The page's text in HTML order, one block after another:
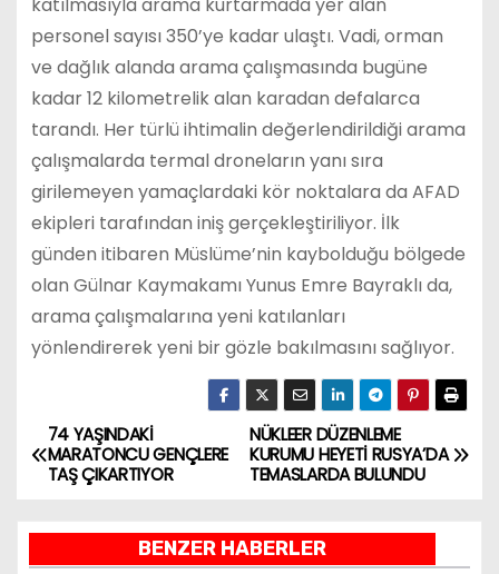
personel sayısı 350’ye kadar ulaştı. Vadi, orman
ve dağlık alanda arama çalışmasında bugüne
kadar 12 kilometrelik alan karadan defalarca
tarandı. Her türlü ihtimalin değerlendirildiği arama
çalışmalarda termal droneların yanı sıra
girilemeyen yamaçlardaki kör noktalara da AFAD
ekipleri tarafından iniş gerçekleştiriliyor. İlk
günden itibaren Müslüme’nin kaybolduğu bölgede
olan Gülnar Kaymakamı Yunus Emre Bayraklı da,
arama çalışmalarına yeni katılanları
yönlendirerek yeni bir gözle bakılmasını sağlıyor.
Y
z
NÜKLEER DÜZENLEME
KURUMU HEYETİ RUSYA’DA
TEMASLARDA BULUNDU
74 YAŞINDAKİ
MARATONCU GENÇLERE
TAŞ ÇIKARTIYOR
BENZER HABERLER